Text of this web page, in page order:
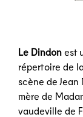
Le Dindon est
répertoire de
scène de
mère de
vaudeville de